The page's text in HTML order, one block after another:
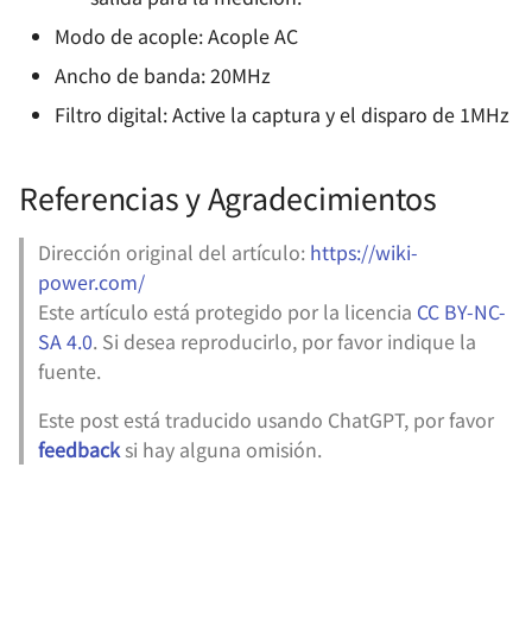
Diseño de circuitos de
protección contra inversión
de polaridad
Personal
Modo de acople: Acople AC
Ancho de banda: 20MHz
Filtro digital: Active la captura y el disparo de 1MHz
Referencias y Agradecimientos
Dirección original del artículo: https://wiki-
power.com/
Este artículo está protegido por la licencia CC BY-NC-
SA 4.0. Si desea reproducirlo, por favor indique la
fuente.
Este post está traducido usando ChatGPT, por favor
feedbacksi hay alguna omisión.